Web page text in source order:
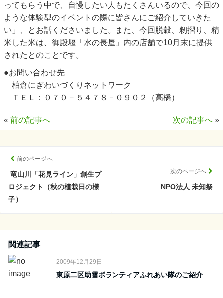
ってもらう中で、自慢したい人もたくさんいるので、今回の
ような体験型のイベントの際に皆さんにご紹介していきた
い」、とお話くださいました。また、今回脱穀、籾摺り、精
米した米は、御殿堰「水の長屋」内の店舗で10月末に提供
されたとのことです。
●お問い合わせ先
柏倉にぎわいづくりネットワーク
ＴＥＬ：０７０－５４７８－０９０２（高橋）
« 前の記事へ 次の記事へ »
前のページへ
竜山川「花見ライン」創生プ
ロジェクト（秋の植栽日の様
子）
次のページへ
NPO法人 未知祭
関連記事
2009年12月29日
東原二区助雪ボランティアふれあい隊のご紹介